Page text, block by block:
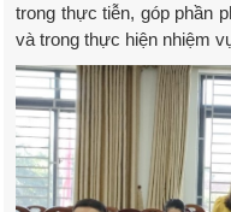
trong thực tiễn, góp phần
và trong thực hiện nhiệm